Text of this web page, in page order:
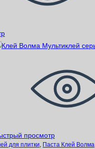
просмотр
для плитки, Паста Клей Волма